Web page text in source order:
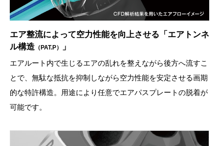
エア整流によって空力性能を向上させる「エアトンネ
ル構造 （PAT.P） 」
エアルート内で生じるエアの乱れを整えながら後方へ流すこ
とで、無駄な抵抗を抑制しながら空力性能を安定させる画期
的な特許構造。用途により任意でエアパスプレートの脱着が
可能です。